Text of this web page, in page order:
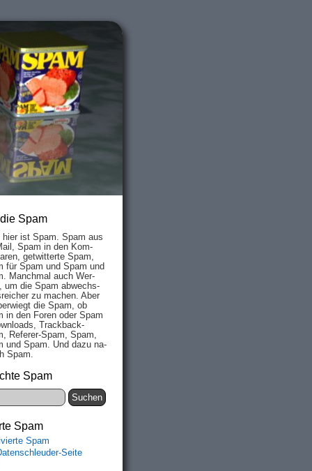
Spam
hier ist Spam. Spam aus
Spam in den Kom­
ge­twit­ter­te Spam,
für Spam und Spam und
Manch­mal auch Wer­
um die Spam ab­wechs­
zu mach­en. Aber
die Spam, ob
in den Fo­ren oder Spam
Track­back-
Re­fe­rer-Spam, Spam,
und Spam. Und da­zu na­
Spam.
Spam
Spam
Spam
Seite